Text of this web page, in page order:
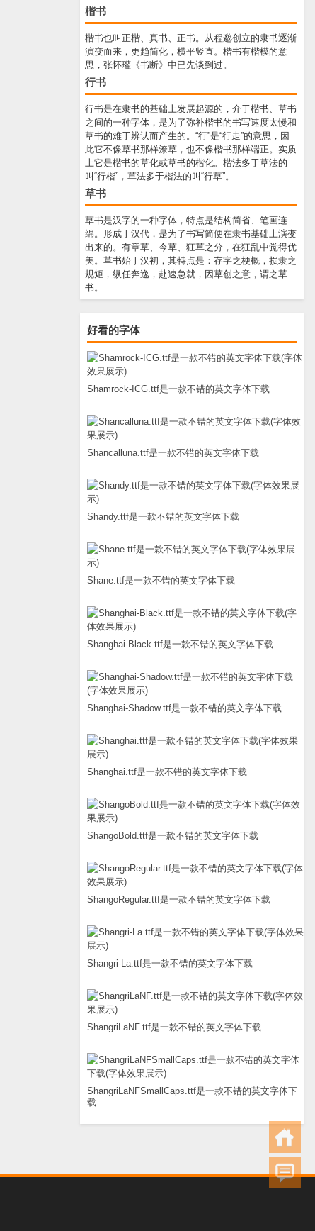
楷书
楷书也叫正楷、真书、正书。从程邈创立的隶书逐渐
演变而来，更趋简化，横平竖直。楷书有楷模的意
思，张怀瓘《书断》中已先谈到过。
行书
行书是在隶书的基础上发展起源的，介于楷书、草书
之间的一种字体，是为了弥补楷书的书写速度太慢和
草书的难于辨认而产生的。“行”是“行走”的意思，因
此它不像草书那样潦草，也不像楷书那样端正。实质
上它是楷书的草化或草书的楷化。楷法多于草法的
叫“行楷”，草法多于楷法的叫“行草”。
草书
草书是汉字的一种字体，特点是结构简省、笔画连
绵。形成于汉代，是为了书写简便在隶书基础上演变
出来的。有章草、今草、狂草之分，在狂乱中觉得优
美。草书始于汉初，其特点是：存字之梗概，损隶之
规矩，纵任奔逸，赴速急就，因草创之意，谓之草
书。
好看的字体
Shamrock-ICG.ttf是一款不错的英文字体下载
Shancalluna.ttf是一款不错的英文字体下载
Shandy.ttf是一款不错的英文字体下载
Shane.ttf是一款不错的英文字体下载
Shanghai-Black.ttf是一款不错的英文字体下载
Shanghai-Shadow.ttf是一款不错的英文字体下载
Shanghai.ttf是一款不错的英文字体下载
ShangoBold.ttf是一款不错的英文字体下载
ShangoRegular.ttf是一款不错的英文字体下载
Shangri-La.ttf是一款不错的英文字体下载
ShangriLaNF.ttf是一款不错的英文字体下载
ShangriLaNFSmallCaps.ttf是一款不错的英文字体下
载